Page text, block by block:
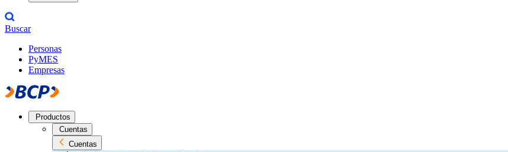
Buscar
Personas
PyMES
Empresas
Productos
Cuentas
Cuentas